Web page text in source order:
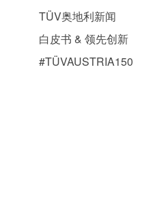
TÜV奥地利新闻
白皮书 & 领先创新
#TÜVAUSTRIA150